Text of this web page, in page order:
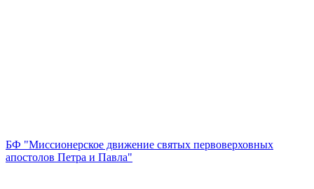
БФ "Миссионерское движение святых первоверховных
апостолов Петра и Павла"